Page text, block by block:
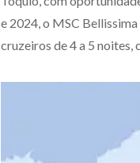
e 2024, o MSC
cruzeiros de 4 a 5